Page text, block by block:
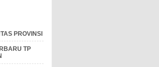
PROVINSI
TP